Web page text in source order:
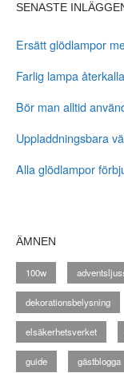
SENASTE
Ersätt glödlampor
Farlig lampa
Bör man alltid
Uppladdningsbara
Alla glödlampor
ÄMNEN
100w
dekorationsbelysning
elsäkerhetsverket
guide gästblogga